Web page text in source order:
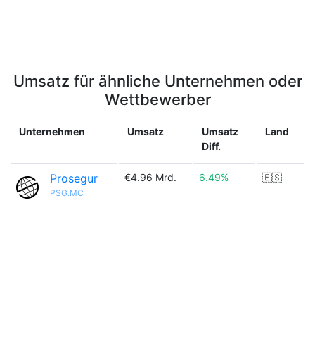
Umsatz für ähnliche Unternehmen oder
Wettbewerber
Unternehmen Umsatz
Umsatz
Diff.
Land
Prosegur
PSG.MC
€4.96 Mrd. 6.49% 🇪🇸